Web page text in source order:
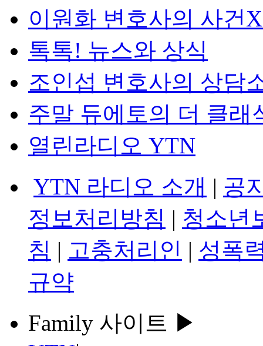
이원화 변호사의 사건
톡톡! 뉴스와 상식
조인섭 변호사의 상담
주말 듀에토의 더 클래
열린라디오 YTN
YTN 라디오 소개 | 공
정보처리방침 | 청소년
침 | 고충처리인 | 성폭
규약
Family 사이트 ▶